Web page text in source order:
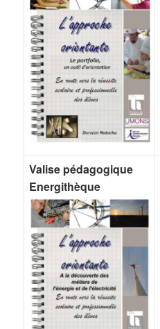
Valise pédagogique
Energithèque